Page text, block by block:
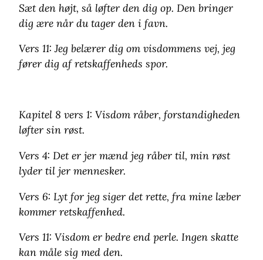
Sæt den højt, så løfter den dig op. Den bringer
dig ære når du tager den i favn.
Vers 11: Jeg belærer dig om visdommens vej, jeg
fører dig af retskaffenheds spor.
Kapitel 8 vers 1: Visdom råber, forstandigheden
løfter sin røst.
Vers 4: Det er jer mænd jeg råber til, min røst
lyder til jer mennesker.
Vers 6: Lyt for jeg siger det rette, fra mine læber
kommer retskaffenhed.
Vers 11: Visdom er bedre end perle. Ingen skatte
kan måle sig med den.